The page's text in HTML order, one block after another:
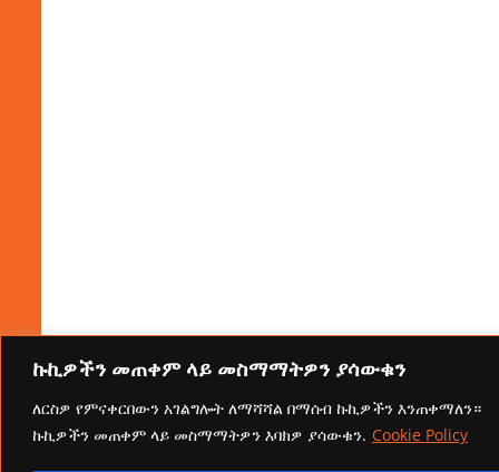
ኩኪዎችን መጠቀም ላይ መስማማትዎን ያሳውቁን
ለርስዎ የምናቀርበውን አገልግሎት ለማሻሻል በማሰብ ኩኪዎችን እንጠቀማለን።
ኩኪዎችን መጠቀም ላይ መስማማትዎን እባክዎ ያሳውቁን. Cookie Policy